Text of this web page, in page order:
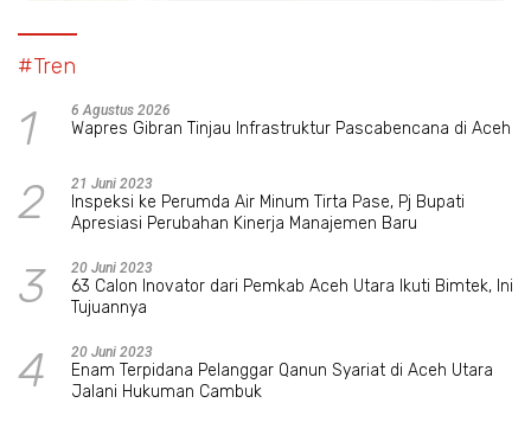
#Tren
1 6 Agustus 2026
Wapres Gibran Tinjau Infrastruktur Pascabencana di Aceh
2 21 Juni 2023
Inspeksi ke Perumda Air Minum Tirta Pase, Pj Bupati
Apresiasi Perubahan Kinerja Manajemen Baru
3 20 Juni 2023
63 Calon Inovator dari Pemkab Aceh Utara Ikuti Bimtek, Ini
Tujuannya
4 20 Juni 2023
Enam Terpidana Pelanggar Qanun Syariat di Aceh Utara
Jalani Hukuman Cambuk